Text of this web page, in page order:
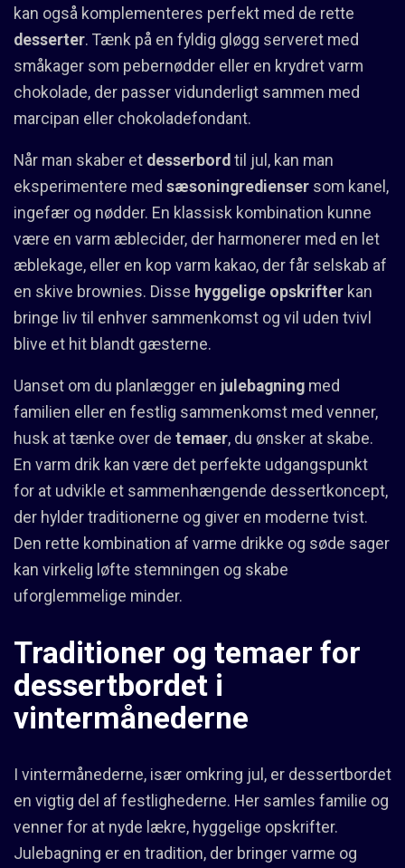
kan også komplementeres perfekt med de rette
desserter. Tænk på en fyldig gløgg serveret med
småkager som pebernødder eller en krydret varm
chokolade, der passer vidunderligt sammen med
marcipan eller chokoladefondant.
Når man skaber et desserbord til jul, kan man
eksperimentere med sæsoningredienser som kanel,
ingefær og nødder. En klassisk kombination kunne
være en varm æblecider, der harmonerer med en let
æblekage, eller en kop varm kakao, der får selskab af
en skive brownies. Disse hyggelige opskrifter kan
bringe liv til enhver sammenkomst og vil uden tvivl
blive et hit blandt gæsterne.
Uanset om du planlægger en julebagning med
familien eller en festlig sammenkomst med venner,
husk at tænke over de temaer, du ønsker at skabe.
En varm drik kan være det perfekte udgangspunkt
for at udvikle et sammenhængende dessertkoncept,
der hylder traditionerne og giver en moderne tvist.
Den rette kombination af varme drikke og søde sager
kan virkelig løfte stemningen og skabe
uforglemmelige minder.
Traditioner og temaer for
dessertbordet i
vintermånederne
I vintermånederne, især omkring jul, er dessertbordet
en vigtig del af festlighederne. Her samles familie og
venner for at nyde lækre, hyggelige opskrifter.
Julebagning er en tradition, der bringer varme og